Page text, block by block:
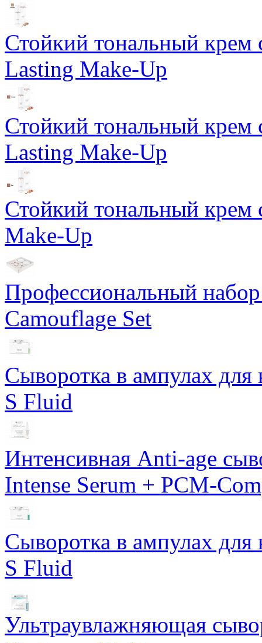
Стойкий тональный
Lasting Make-Up
Стойкий тональный
Lasting Make-Up
Стойкий тональный
Make-Up
Профессиональный
Camouflage Set
Сыворотка в ампулах для
S Fluid
Интенсивная Anti-age
Intense Serum + PCM-
Сыворотка в ампулах для
S Fluid
Ультраувлажняющая